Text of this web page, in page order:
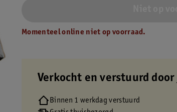
Momenteel online niet op voorraad.
Verkocht en verstuurd door
Binnen 1 werkdag verstuurd